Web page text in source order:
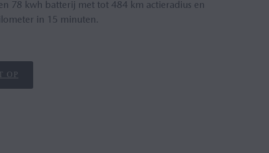
78 kwh batterij met tot 484 km actieradius en
in 15 minuten.
OP